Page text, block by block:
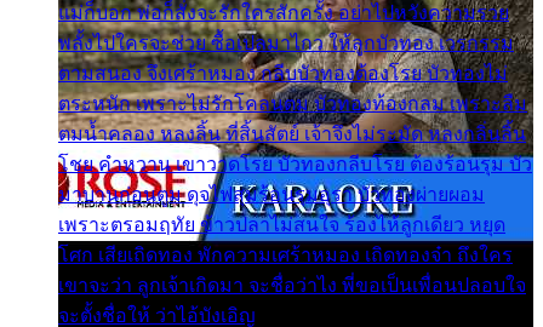
แม่ก็บอก พ่อก็สั่งจะรักใครสักครั้ง อย่าไปหวังความรวย
พลั้งไปใครจะช่วย ซื้อเปลมาไกว ให้ลูกบัวทอง เวรกรรม
ตามสนอง จึงเศร้าหมอง กลีบบัวทองต้องโรย บัวทองไม่
ตระหนัก เพราะไม่รักโคลนตม บัวทองท้องกลม เพราะลืม
ตมน้ำคลอง หลงลิ้น ที่สิ้นสัตย์ เจ้าจึงไม่ระมัด หลงกลิ่นลิ้น
โชย คำหวาน เขาวาดโรย บัวทองกลีบโรย ต้องร้อนรุม บัว
มาบานก่อนตูม ดุจไฟสุมร้อนรุมอุรา บัวทองผ่ายผอม
เพราะตรอมฤทัย ข้าวปลาไม่สนใจ ร้องไห้ลูกเดียว หยุด
โศก เสียเถิดทอง พักความเศร้าหมอง เถิดทองจ๋า ถึงใคร
เขาจะว่า ลูกเจ้าเกิดมา จะชื่อว่าไง พี่ขอเป็นเพื่อนปลอบใจ
จะตั้งชื่อให้ ว่าไอ้บังเอิญ